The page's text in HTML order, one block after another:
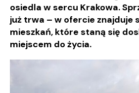
osiedla w sercu Krakowa.
już trwa – w ofercie znajduje
mieszkań, które staną się
miejscem do życia.